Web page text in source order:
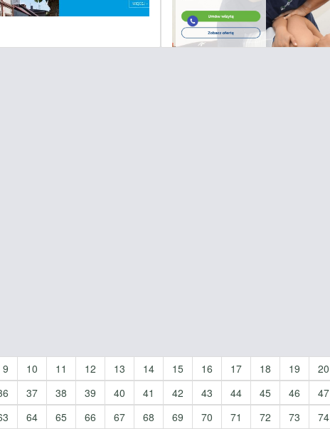
9 10 11 12 13 14 15 16 17 18 19 20
37 38 39 40 41 42 43 44 45 46 47
64 65 66 67 68 69 70 71 72 73 74